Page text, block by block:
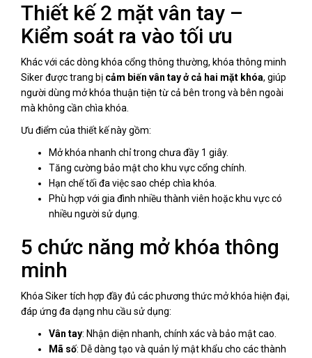
Thiết kế 2 mặt vân tay –
Kiểm soát ra vào tối ưu
Khác với các dòng khóa cổng thông thường, khóa thông minh
Siker được trang bị cảm biến vân tay ở cả hai mặt khóa, giúp
người dùng mở khóa thuận tiện từ cả bên trong và bên ngoài
mà không cần chìa khóa.
Ưu điểm của thiết kế này gồm:
Mở khóa nhanh chỉ trong chưa đầy 1 giây.
Tăng cường bảo mật cho khu vực cổng chính.
Hạn chế tối đa việc sao chép chìa khóa.
Phù hợp với gia đình nhiều thành viên hoặc khu vực có
nhiều người sử dụng.
5 chức năng mở khóa thông
minh
Khóa Siker tích hợp đầy đủ các phương thức mở khóa hiện đại,
đáp ứng đa dạng nhu cầu sử dụng:
Vân tay: Nhận diện nhanh, chính xác và bảo mật cao.
Mã số: Dễ dàng tạo và quản lý mật khẩu cho các thành